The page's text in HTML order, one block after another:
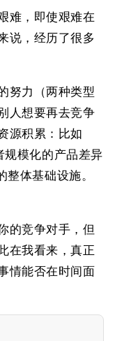
难，即使艰难在
说，经历了很多
努力（两种类型
人想要再去竞争
源积累：比如
模化的产品差异
体基础设施。
的竞争对手，但
在我看来，真正
情能否在时间面